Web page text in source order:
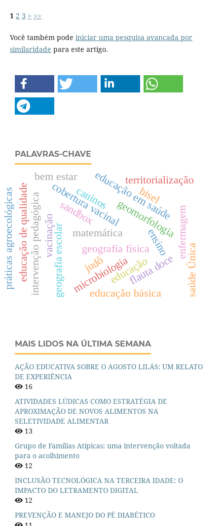
1 2 3 > >>
Você também pode iniciar uma pesquisa avançada por
similaridade para este artigo.
PALAVRAS-CHAVE
geografia física
geomorfologia
geografia escolar
sandbox
cobertura vacinaleducação em saúde
enfermagem
vacinação
microbiologia
intervenção pedagógica ensino
educação básica
bisel
flauta doce
educação de qualidade matemática
práticas agroecológicas
territorialização
bem estar
educação
judô
caninos
saúde Única
MAIS LIDOS NA ÚLTIMA SEMANA
AÇÃO EDUCATIVA SOBRE O AGOSTO LILÁS: UM RELATO
DE EXPERIÊNCIA
16
ATIVIDADES LÚDICAS COMO ESTRATÉGIA DE
APROXIMAÇÃO DE NOVOS ALIMENTOS NA
SELETIVIDADE ALIMENTAR
13
Grupo de Famílias Atípicas: uma intervenção voltada
para o acolhimento
12
INCLUSÃO TECNOLÓGICA NA TERCEIRA IDADE: O
IMPACTO DO LETRAMENTO DIGITAL
12
PREVENÇÃO E MANEJO DO PÉ DIABÉTICO